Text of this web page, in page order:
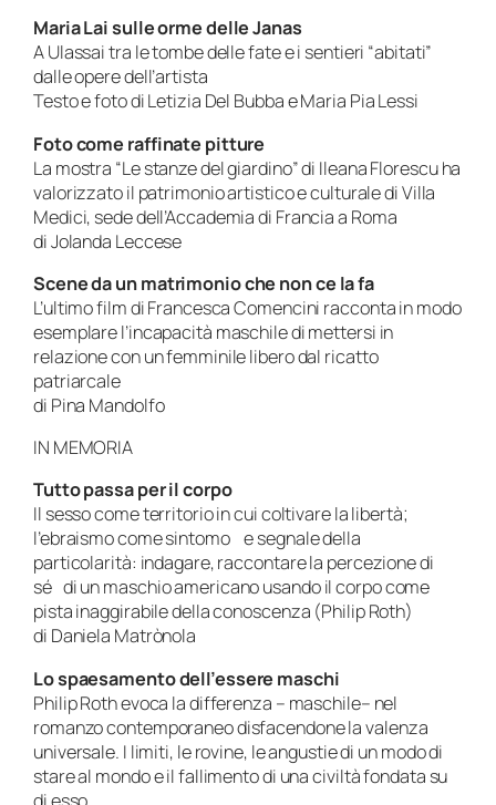
Maria Lai sulle orme delle Janas
A Ulassai tra le tombe delle fate e i sentieri “abitati”
dalle opere dell’artista
Testo e foto di Letizia Del Bubba e Maria Pia Lessi
Foto come raffinate pitture
La mostra “Le stanze del giardino” di Ileana Florescu ha
valorizzato il patrimonio artistico e culturale di Villa
Medici, sede dell’Accademia di Francia a Roma
di Jolanda Leccese
Scene da un matrimonio che non ce la fa
L’ultimo film di Francesca Comencini racconta in modo
esemplare l’incapacità maschile di mettersi in
relazione con un femminile libero dal ricatto
patriarcale
di Pina Mandolfo
IN MEMORIA
Tutto passa per il corpo
Il sesso come territorio in cui coltivare la libertà;
l’ebraismo come sintomo e segnale della
particolarità: indagare, raccontare la percezione di
sé di un maschio americano usando il corpo come
pista inaggirabile della conoscenza (Philip Roth)
di Daniela Matrònola
Lo spaesamento dell’essere maschi
Philip Roth evoca la differenza – maschile– nel
romanzo contemporaneo disfacendone la valenza
universale. I limiti, le rovine, le angustie di un modo di
stare al mondo e il fallimento di una civiltà fondata su
di esso